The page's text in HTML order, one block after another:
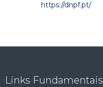
https://dnpf.pt/
Links Fundamentais